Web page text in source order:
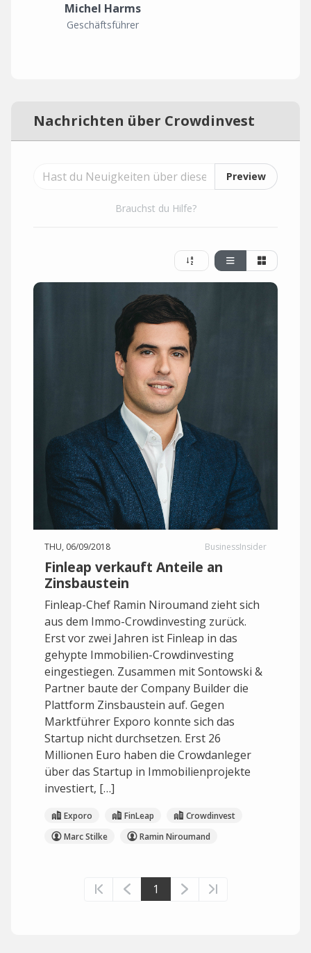
Michel Harms
Geschäftsführer
Nachrichten über Crowdinvest
Preview
Brauchst du Hilfe?
THU, 06/09/2018 BusinessInsider
Finleap verkauft Anteile an
Zinsbaustein
Finleap-Chef Ramin Niroumand zieht sich
aus dem Immo-Crowdinvesting zurück.
Erst vor zwei Jahren ist Finleap in das
gehypte Immobilien-Crowdinvesting
eingestiegen. Zusammen mit Sontowski &
Partner baute der Company Builder die
Plattform Zinsbaustein auf. Gegen
Marktführer Exporo konnte sich das
Startup nicht durchsetzen. Erst 26
Millionen Euro haben die Crowdanleger
über das Startup in Immobilienprojekte
investiert, […]
Exporo FinLeap
Crowdinvest
Marc Stilke
Ramin Niroumand
1